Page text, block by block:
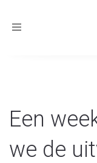
Toggle
Een
we de